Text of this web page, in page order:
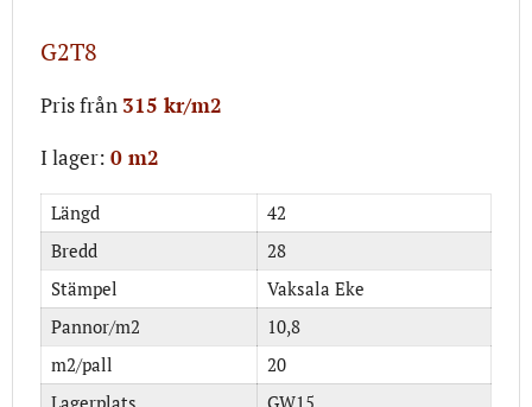
G2T8
Pris från 315 kr/m2
I lager: 0 m2
Längd
42
Bredd
28
Stämpel
Vaksala Eke
Pannor/m2
10,8
m2/pall
20